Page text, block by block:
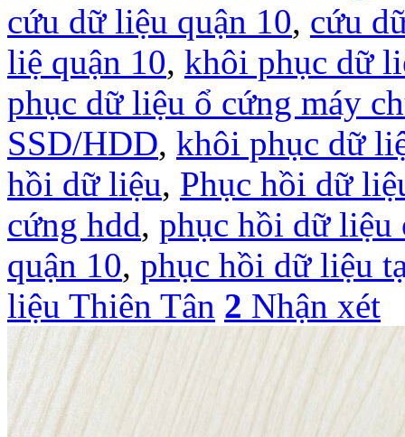
cứu dữ liệu quận 10, cứu
liệ quận 10, khôi phục dữ
phục dữ liệu ổ cứng máy
SSD/HDD, khôi phục dữ
hồi dữ liệu, Phục hồi dữ
cứng hdd, phục hồi dữ liệu
quận 10, phục hồi dữ liệu
liệu Thiên Tân 2 Nhận xét